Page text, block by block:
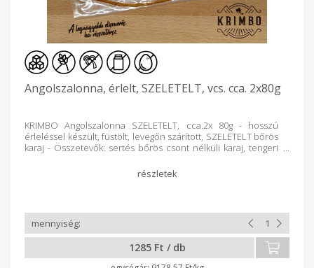
Angolszalonna, érlelt, SZELETELT, vcs. cca. 2x80g
KRIMBO Angolszalonna SZELETELT, cca.2x 80g - hosszú
érleléssel készült, füstölt, levegőn szárított, SZELETELT bőrös
karaj - Összetevők: sertés bőrös csont nélküli karaj, tengeri
adalékanyagot nem tartalmaz! Gyártó: Meatos Húsműhely Kft.
9121 Győrszemere, Liget u.7. e-mail: meatos.food@gmail.com
telített zsírsav: 7,6 g Szénhidrát: 0g, amelyből cukor: 0g
Fehérje: 16 g, Só: 3,5g *A feltüntetett tápérték adatok
tájékoztató jellegűek, ingadozásuk előfordulhat. Tárolás: 0 és
+5 °C közötti hőmérsékleten - 1 csomag szeletelt
Angolszalonna tömege: cca. 70- 120g A pontos vételár a
1285 Ft / db